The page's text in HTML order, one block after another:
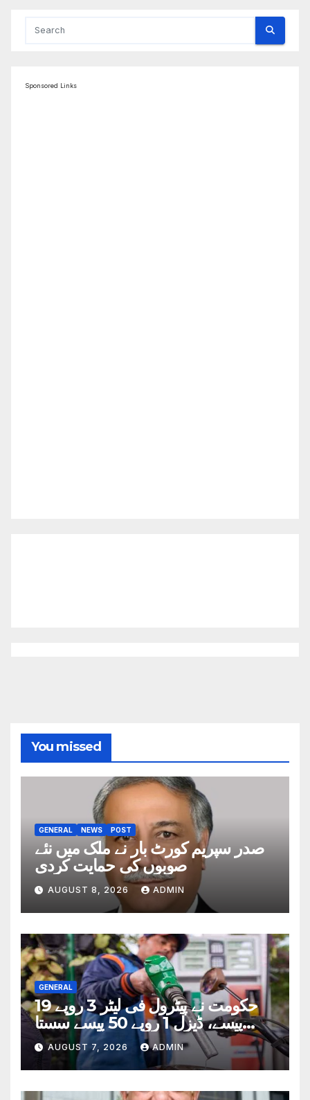
Sponsored Links
You missed
GENERAL NEWS POST
صدر سپریم کورٹ بار نے ملک میں نئے
صوبوں کی حمایت کردی
AUGUST 8, 2026 ADMIN
GENERAL
حکومت نے پیٹرول فی لیٹر 3 روپے 19
پیسے، ڈیزل 1 روپے 50 پیسے سستا
کردیا
AUGUST 7, 2026 ADMIN